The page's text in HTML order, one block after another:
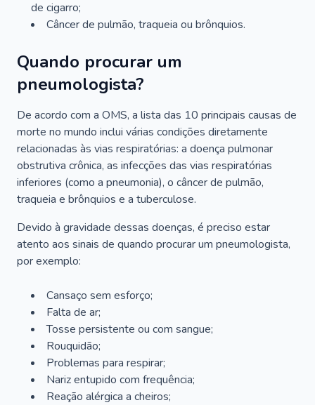
de cigarro;
Câncer de pulmão, traqueia ou brônquios.
Quando procurar um
pneumologista?
De acordo com a OMS, a lista das 10 principais causas de
morte no mundo inclui várias condições diretamente
relacionadas às vias respiratórias: a doença pulmonar
obstrutiva crônica, as infecções das vias respiratórias
inferiores (como a pneumonia), o câncer de pulmão,
traqueia e brônquios e a tuberculose.
Devido à gravidade dessas doenças, é preciso estar
atento aos sinais de quando procurar um pneumologista,
por exemplo:
Cansaço sem esforço;
Falta de ar;
Tosse persistente ou com sangue;
Rouquidão;
Problemas para respirar;
Nariz entupido com frequência;
Reação alérgica a cheiros;